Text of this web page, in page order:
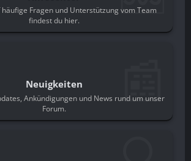
Fragen und Unterstützung vom Team
findest du hier.
Neuigkeiten
Ankündigungen und News rund um unser
Forum.
📰